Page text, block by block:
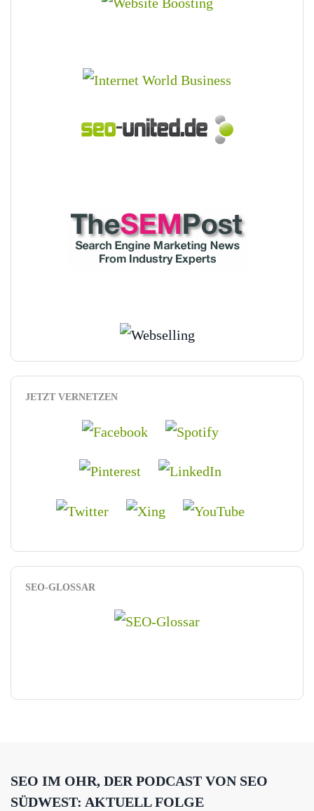
JETZT VERNETZEN
SEO-GLOSSAR
SEO IM OHR, DER PODCAST VON SEO
SÜDWEST: AKTUELL FOLGE